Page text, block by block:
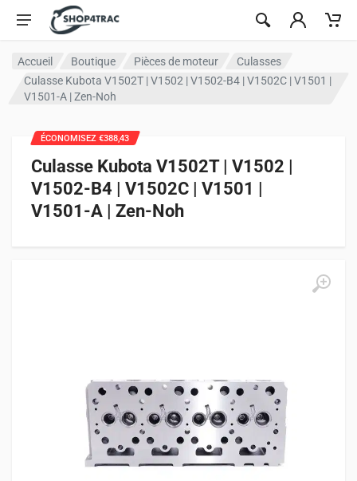
Aller au contenu
Accueil Boutique Pièces de moteur
Culasses
Culasse Kubota V1502T | V1502 | V1502-B4 | V1502C | V1501 |
V1501-A | Zen-Noh
Culasse Kubota V1502T | V1502 |
V1502-B4 | V1502C | V1501 |
V1501-A | Zen-Noh
ÉCONOMISEZ €388,43